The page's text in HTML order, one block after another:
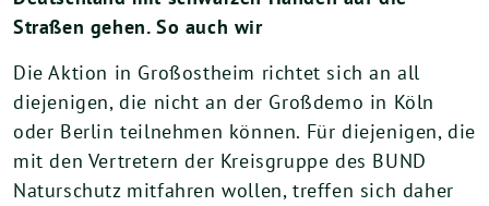
Straßen gehen. So auch wir
Die Aktion in Großostheim richtet sich an all
diejenigen, die nicht an der Großdemo in Köln
oder Berlin teilnehmen können. Für diejenigen, die
mit den Vertretern der Kreisgruppe des BUND
Naturschutz mitfahren wollen, treffen sich daher